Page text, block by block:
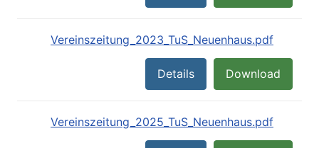
Vereinszeitung_2023_TuS_Neuenhaus.pdf
Download
Details
Vereinszeitung_2025_TuS_Neuenhaus.pdf